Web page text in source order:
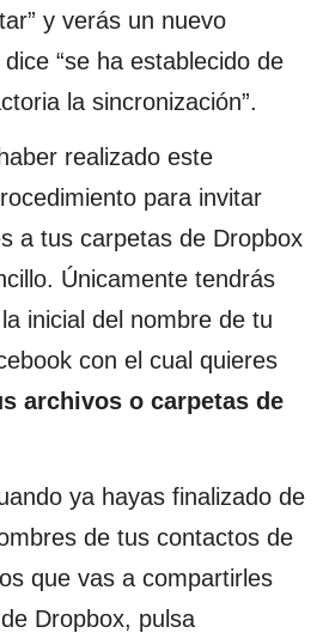
y verás un nuevo
“se ha establecido de
la sincronización”.
realizado este
para invitar
a tus carpetas de Dropbox
Únicamente tendrás
inicial del nombre de tu
con el cual quieres
archivos o carpetas de
ya hayas finalizado de
de tus contactos de
que vas a compartirles
Dropbox, pulsa